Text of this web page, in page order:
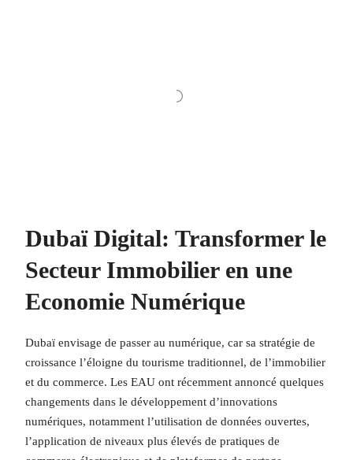
Dubaï Digital: Transformer le
Secteur Immobilier en une
Economie Numérique
Dubaï envisage de passer au numérique, car sa stratégie de
croissance l’éloigne du tourisme traditionnel, de l’immobilier
et du commerce. Les EAU ont récemment annoncé quelques
changements dans le développement d’innovations
numériques, notamment l’utilisation de données ouvertes,
l’application de niveaux plus élevés de pratiques de